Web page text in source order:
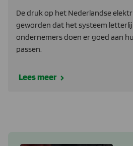
De druk op het Nederlandse
geworden dat het systeem
ondernemers doen er goed aan
passen.
Lees meer